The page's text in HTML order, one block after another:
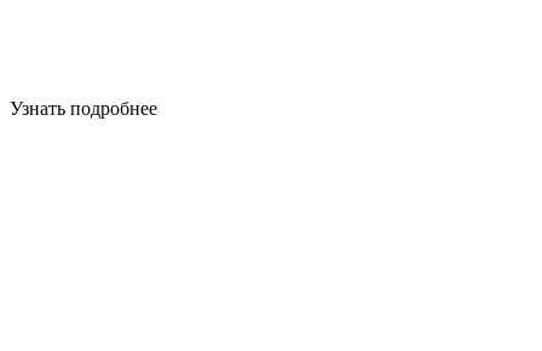
Узнать подробнее